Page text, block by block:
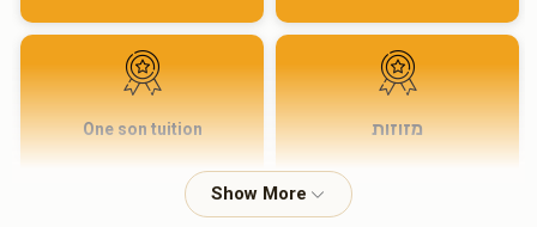
מזוזות One son tuition